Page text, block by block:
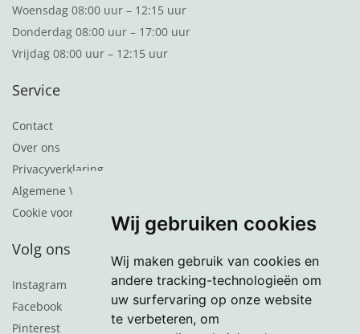
Wij gebruiken cookies
Wij maken gebruik van cookies en
andere tracking-technologieën om
uw surfervaring op onze website
te verbeteren, om
Woensdag 08:00 uur – 12:15 uur
Donderdag 08:00 uur – 17:00 uur
Vrijdag 08:00 uur – 12:15 uur
Service
Contact
Over ons
Privacyverklaring
Algemene Voorwaarden
Cookie voorkeuren
Volg ons
Instagram
Facebook
Pinterest